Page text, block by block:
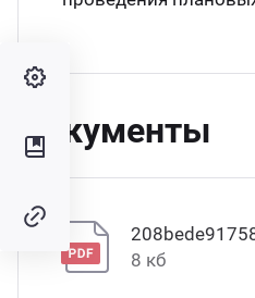
Документы
8 кб